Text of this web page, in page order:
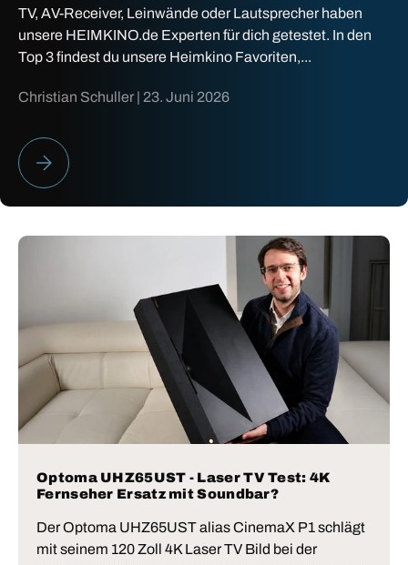
TV, AV-Receiver, Leinwände oder Lautsprecher haben
unsere HEIMKINO.de Experten für dich getestet. In den
Top 3 findest du unsere Heimkino Favoriten,...
Christian Schuller | 23. Juni 2026
HEIMKINO BESTENLISTE 2026
Optoma UHZ65UST - Laser TV Test: 4K
Fernseher Ersatz mit Soundbar?
Der Optoma UHZ65UST alias CinemaX P1 schlägt
mit seinem 120 Zoll 4K Laser TV Bild bei der